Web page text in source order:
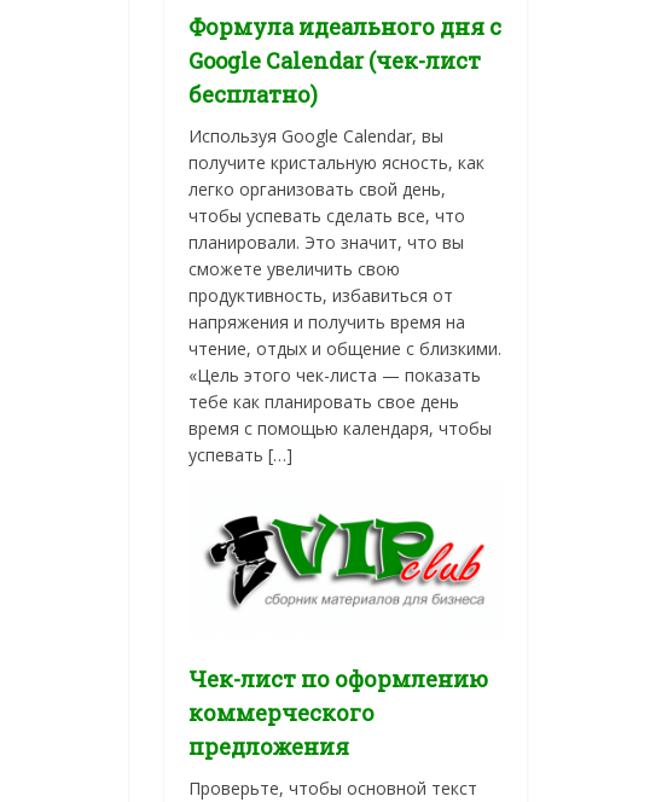
Формула идеального дня с
Google Calendar (чек-лист
бесплатно)
Используя Google Calendar, вы
получите кристальную ясность, как
легко организовать свой день,
чтобы успевать сделать все, что
планировали. Это значит, что вы
сможете увеличить свою
продуктивность, избавиться от
напряжения и получить время на
чтение, отдых и общение с близкими.
«Цель этого чек-листа — показать
тебе как планировать свое день
время с помощью календаря, чтобы
успевать […]
Чек-лист по оформлению
коммерческого
предложения
Проверьте, чтобы основной текст